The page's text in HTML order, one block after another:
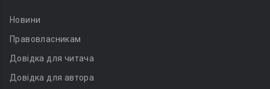
Новини
Правовласникам
Довідка для читача
Довідка для автора